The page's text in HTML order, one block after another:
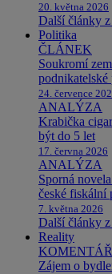
20. května 2026
Další články
Politika
ČLÁNEK
Soukromí
podnikatelské
24. července
ANALÝZA
Krabička
být do 5 let
17. června 2026
ANALÝZA
Sporná
české fiskální
7. května 2026
Další články
Reality
KOMENTÁŘ
Zájem o